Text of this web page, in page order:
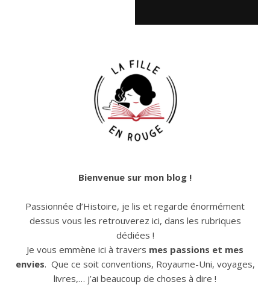
Bienvenue sur mon blog !
Passionnée d’Histoire, je lis et regarde énormément
dessus vous les retrouverez ici, dans les rubriques
dédiées !
Je vous emmène ici à travers mes passions et mes
envies. Que ce soit conventions, Royaume-Uni, voyages,
livres,… j’ai beaucoup de choses à dire !